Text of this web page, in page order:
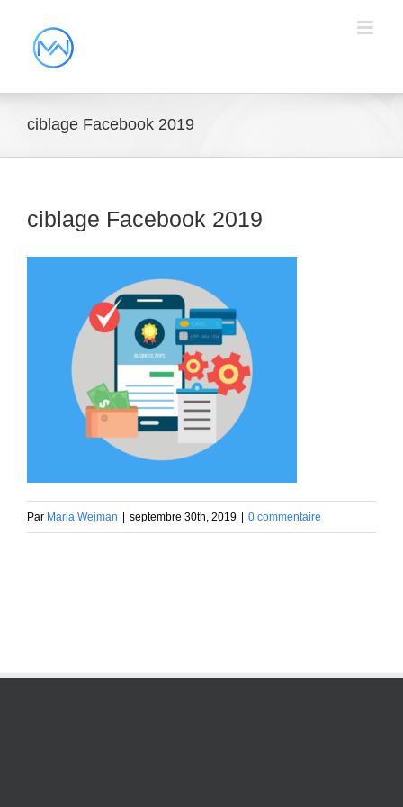
ciblage Facebook 2019
ciblage Facebook 2019
Par Maria Wejman septembre 30th, 2019 0 commentaire